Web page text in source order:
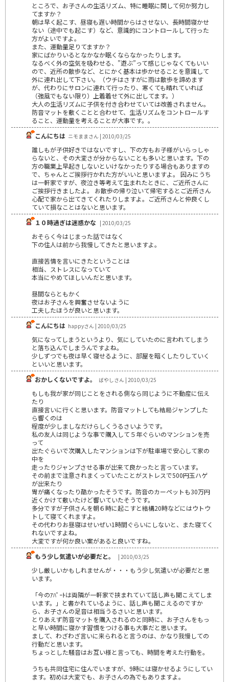
ところで、お子さんの生活リズム、特に睡眠に関して何か努力し
てますか？
朝は早く起こす、昼寝も遅い時間からはさせない、長時間寝かせ
ない（途中でも起こす）など、意識的にコントロールして行った
方がよいですよ。
また、運動量足りてますか？
家にばかりいるとなかなか眠くならなかったりします。
なるべく外の空気を吸わせる、”遊ぶ”って感じじゃなくてもいい
ので、近所の散歩など、とにかく基本は歩かせることを意識して
外に連れ出して下さい。（ウチはさすがに雨は散歩を諦めます
が、代わりにサロンに連れて行ったり、寒くても晴れていれば
（強風でもない限り）上着着せて外に出してます。）
大人の生活リズムに子供を付き合わせていては改善されません。
防音マットを敷くことと合わせて、生活リズムをコントロールす
ること、運動量を考えることが大事です。。
こんにちは ニモままさん | 2010/03/25
誰しもが子供好きではないですし、下の方もお子様がいらっしゃ
らないと、その大変さが分からないことも多いと思います。下の
方の職業上早起きしないといけなかったりする場合もありますの
で、ちゃんとご挨拶行かれた方がいいと思いますよ。 因みにうち
は一軒家ですが、夜泣き等考えて生まれたときに、ご近所さんに
ご挨拶行きましたよ。 お散歩の帰り泣いて帰宅するとご近所さん
心配で家から出てきてくれたりしますよ。ご近所さんと仲良くし
ていて損なことはないと思います。
１０時過ぎは迷惑かな | 2010/03/25
おそらく今はじまった話ではなく
下の住人は前から我慢してきたと思いますよ。
直接苦情を言いにきたということは
相当、ストレスになっていて
本当にやめてほしいんだと思います。
昼間ならともかく
夜はお子さんを興奮させないように
工夫したほうが良いと思います。
こんにちは happyさん | 2010/03/25
気になってしまうというより、気にしていたのに言われてしまう
と落ち込んでしまうんですよね。
少しずつでも夜は早く寝せるように、部屋を暗くしたりしていく
といいと思います。
おかしくないですよ。
ばやしさん | 2010/03/25
もしも我が家が同じことをされる側なら同じように不動産に伝え
たり
直接言いに行くと思います。防音マットしても結局ジャンプした
ら響くのは
程度が少しましなだけらしくうるさいようです。
私の友人は同じような事で購入して５年ぐらいのマンションを売
って
出たぐらいで次購入したマンションは下が駐車場で安心して家の
中を
走ったりジャンプさせる事が出来て良かったと言っています。
その前まで注意されまくっていたことがストレスで500円玉ハゲ
が出来たり
胃が痛くなったり酷かったそうです。防音のカーペットも30万円
近くかけて敷いたけど響いていたそうです。
多分ですが子供さんを朝６時に起こすと結構20時などにはウトウ
トして寝てくれますよ。
その代わりお昼寝はせいぜい1時間ぐらいにしないと、また寝てく
れないですよね。
大変ですが何か良い案があると良いですね。
もう少し気遣いが必要だと。
| 2010/03/25
少し厳しいかもしれませんが・・・もう少し気遣いが必要だと思
います。
「今のｱﾊﾟｰﾄは両隣が一軒家で挟まれていて話し声も聞こえてしま
います。」と書かれているように、話し声も聞こえるのですか
ら、お子さんの足音は相当うるさいと思います。
とりあえず防音マットを購入されるのと同時に、お子さんをもっ
と早い時間に寝かす習慣をつける事も大事だと思います。
まして、わざわざ言いに来られると言うのは、かなり我慢しての
行動だと思います。
ちょっとした騒音はお互い様と言っても、時間を考えた行動を。
うちも共同住宅に住んでいますが、9時には寝かせるようにしてい
ます。初めは大変でも、お子さんの為でもありますよ。